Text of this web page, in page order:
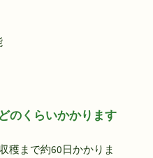
のくらいかかります
穫まで約60日かかりま